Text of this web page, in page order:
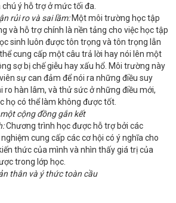
ý hỗ trợ ở mức tối đa.
rủi ro và sai lầm:Một môi trường học tập
và hỗ trợ chính là nền tảng cho việc học tập
sinh luôn được tôn trọng và tôn trọng lẫn
cung cấp một câu trả lời hay nói lên một
sợ bị chế giễu hay xấu hổ. Môi trường này
sự can đảm để nói ra những điều suy
ro hàn lâm, và thử sức ở những điều mới,
họ có thể làm không được tốt.
cộng đồng gắn kết
Chương trình học được hỗ trợ bởi các
cung cấp các cơ hội có ý nghĩa cho
thức của mình và nhìn thấy giá trị của
trong lớp học.
thân và ý thức toàn cầu